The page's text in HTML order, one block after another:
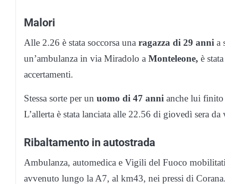
Malori
Alle 2.26 è stata soccorsa una ragazza di 29 anni a
un’ambulanza in via Miradolo a Monteleone, è
accertamenti.
Stessa sorte per un uomo di 47 anni anche lui
L’allerta è stata lanciata alle 22.56 di giovedì sera da
Ribaltamento in autostrada
Ambulanza, automedica e Vigili del Fuoco
avvenuto lungo la A7, al km43, nei pressi di